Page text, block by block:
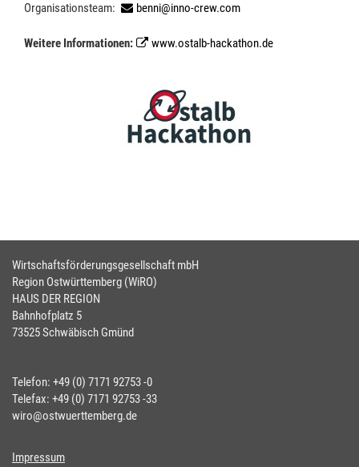
Organisationsteam:
benni@inno-crew.com
Weitere Informationen: www.ostalb-hackathon.de
Wirtschaftsförderungsgesellschaft mbH
Region Ostwürttemberg (WiRO)
HAUS DER REGION
Bahnhofplatz 5
73525 Schwäbisch Gmünd
Telefon: +49 (0) 7171 92753 -0
Telefax: +49 (0) 7171 92753 -33
wiro@ostwuerttemberg.de
Impressum